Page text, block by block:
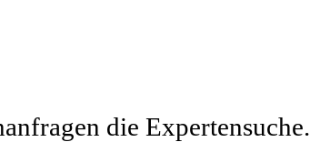
die Expertensuche.